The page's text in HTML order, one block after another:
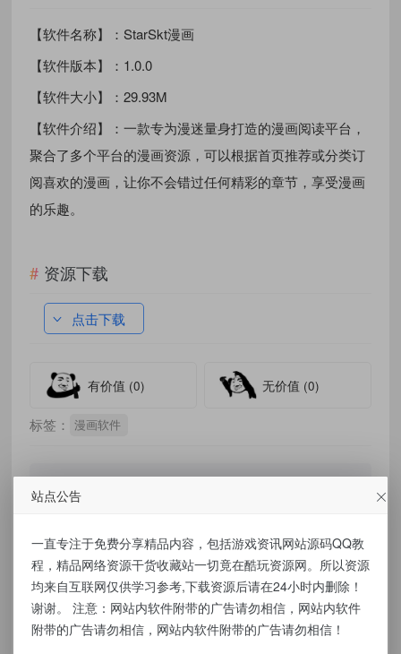
【软件名称】：StarSkt漫画
【软件版本】：1.0.0
【软件大小】：29.93M
【软件介绍】：一款专为漫迷量身打造的漫画阅读平台，
聚合了多个平台的漫画资源，可以根据首页推荐或分类订
阅喜欢的漫画，让你不会错过任何精彩的章节，享受漫画
的乐趣。
资源下载
点击下载
有价值 (0) 无价值 (0)
标签： 漫画软件
本站提供的资源，都来自网络，版权争议与本
站无关，所有内容及软件的文章仅限用于学习
和研究目的。不得将上述内容用于商业或者非
法用途，否则，一切后果请用户自负，我们不
站点公告
一直专注于免费分享精品内容，包括游戏资讯网站源码QQ教
程，精品网络资源干货收藏站一切竟在酷玩资源网。所以资源
均来自互联网仅供学习参考,下载资源后请在24小时内删除！
谢谢。 注意：网站内软件附带的广告请勿相信，网站内软件
附带的广告请勿相信，网站内软件附带的广告请勿相信！